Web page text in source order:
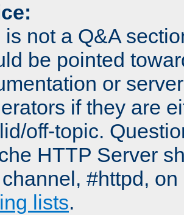
is not a Q&A
be pointed
or
if they are
off-topic.
HTTP Server
#httpd,
lists.